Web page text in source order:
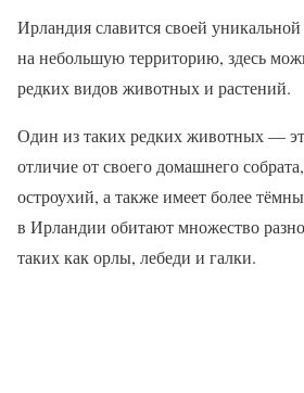
Ирландия славится своей
на небольшую территорию, здесь
редких видов животных и растений.
Один из таких редких животных —
отличие от своего домашнего
остроухий, а также имеет более
в Ирландии обитают множество
таких как орлы, лебеди и галки.